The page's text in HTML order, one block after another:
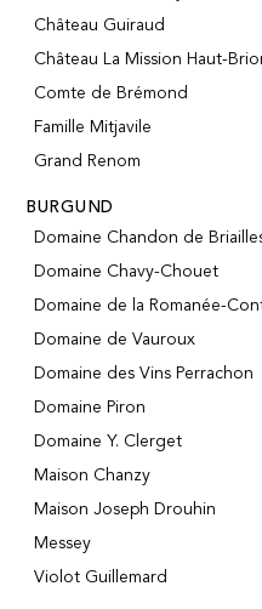
Rue des
Nicht
Sprache ändern
Château Guiraud
Château La Mission Haut-
Comte de Brémond
Famille Mitjavile
Grand Renom
BURGUND
Domaine Chandon de
Domaine Chavy-Chouet
Domaine de la Romanée-
Domaine de Vauroux
Domaine des Vins Perrachon
Domaine Piron
Domaine Y. Clerget
Maison Chanzy
Maison Joseph Drouhin
Messey
Violot Guillemard